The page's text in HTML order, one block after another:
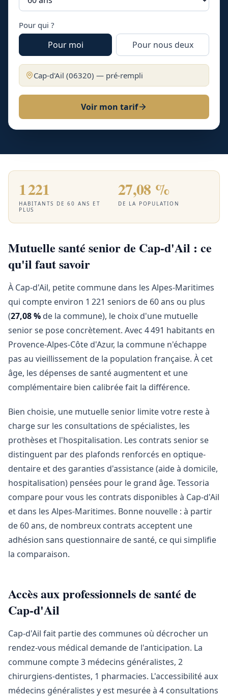
Pour qui ?
Pour moi Pour nous deux
Cap-d'Ail (06320) — pré-rempli
Voir mon tarif
1 221
HABITANTS DE 60 ANS ET
PLUS
27,08 %
DE LA POPULATION
Mutuelle santé senior de Cap-d'Ail : ce
qu'il faut savoir
À Cap-d'Ail, petite commune dans les Alpes-Maritimes
qui compte environ 1 221 seniors de 60 ans ou plus
(27,08 % de la commune), le choix d'une mutuelle
senior se pose concrètement. Avec 4 491 habitants en
Provence-Alpes-Côte d'Azur, la commune n'échappe
pas au vieillissement de la population française. À cet
âge, les dépenses de santé augmentent et une
complémentaire bien calibrée fait la différence.
Bien choisie, une mutuelle senior limite votre reste à
charge sur les consultations de spécialistes, les
prothèses et l'hospitalisation. Les contrats senior se
distinguent par des plafonds renforcés en optique-
dentaire et des garanties d'assistance (aide à domicile,
hospitalisation) pensées pour le grand âge. Tessoria
compare pour vous les contrats disponibles à Cap-d'Ail
et dans les Alpes-Maritimes. Bonne nouvelle : à partir
de 60 ans, de nombreux contrats acceptent une
adhésion sans questionnaire de santé, ce qui simplifie
la comparaison.
Accès aux professionnels de santé de
Cap-d'Ail
Cap-d'Ail fait partie des communes où décrocher un
rendez-vous médical demande de l'anticipation. La
commune compte 3 médecins généralistes, 2
chirurgiens-dentistes, 1 pharmacies. L'accessibilité aux
médecins généralistes y est mesurée à 4 consultations